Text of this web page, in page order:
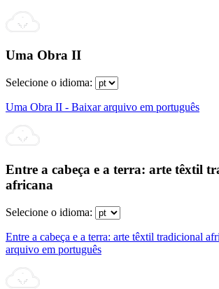
Uma Obra II
Selecione o idioma:
Uma Obra II - Baixar arquivo em português
Entre a cabeça e a terra: arte têxtil
africana
Selecione o idioma:
Entre a cabeça e a terra: arte têxtil tradicional
arquivo em português